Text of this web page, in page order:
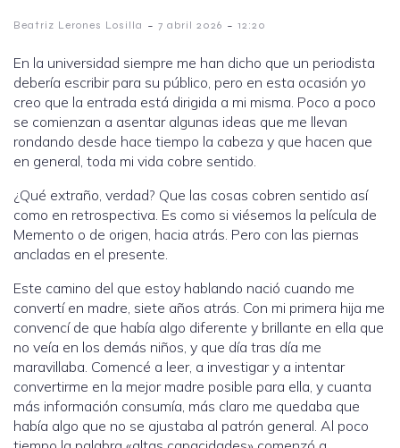
Beatriz Lerones Losilla - 7 abril 2026 - 12:20
En la universidad siempre me han dicho que un periodista
debería escribir para su público, pero en esta ocasión yo
creo que la entrada está dirigida a mi misma. Poco a poco
se comienzan a asentar algunas ideas que me llevan
rondando desde hace tiempo la cabeza y que hacen que
en general, toda mi vida cobre sentido.
¿Qué extraño, verdad? Que las cosas cobren sentido así
como en retrospectiva. Es como si viésemos la película de
Memento o de origen, hacia atrás. Pero con las piernas
ancladas en el presente.
Este camino del que estoy hablando nació cuando me
convertí en madre, siete años atrás. Con mi primera hija me
convencí de que había algo diferente y brillante en ella que
no veía en los demás niños, y que día tras día me
maravillaba. Comencé a leer, a investigar y a intentar
convertirme en la mejor madre posible para ella, y cuanta
más información consumía, más claro me quedaba que
había algo que no se ajustaba al patrón general. Al poco